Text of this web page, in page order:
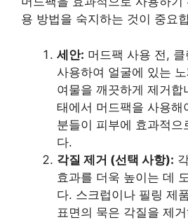
용 방법을 숙지하는 것이 중요
세안: 머드팩 사용 전,
사용하여 얼굴에 있는
여물을 깨끗하게 제거
태에서 머드팩을 사용해
분들이 피부에 효과적으
다.
각질 제거 (선택 사항):
효과를 더욱 높이는 데
다. 스크럽이나 필링 제
표면의 묵은 각질을 제